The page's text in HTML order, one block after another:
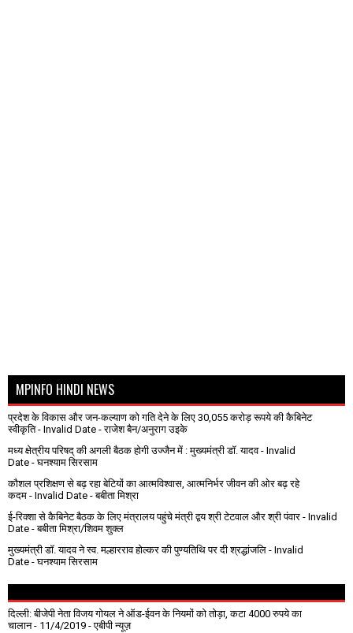
MPINFO HINDI NEWS
प्रदेश के विकास और जन-कल्याण को गति देने के लिए 30,055 करोड़ रूपये की कैबिनेट
स्वीकृति- Invalid Date - राजेश बैन/अनुराग उइके
मध्य क्षेत्रीय परिषद् की अगली बैठक होगी उज्जैन में : मुख्यमंत्री डॉ. यादव- Invalid
Date - घनश्याम सिरसाम
कौशल प्रशिक्षण से बढ़ रहा बेटियों का आत्मविश्वास, आत्मनिर्भर जीवन की ओर बढ़ रहे
कदम - Invalid Date - बबीता मिश्रा
ई-रिक्शा से कैबिनेट बैठक के लिए मंत्रालय पहुंचे मंत्री द्वय श्री टेटवाल और श्री पंवार - Invalid
Date - बबीता मिश्रा/शिवम शुक्ल
मुख्यमंत्री डॉ. यादव ने स्व. मल्हारराव होल्कर की पुण्यतिथि पर दी श्रद्धांजलि - Invalid
Date - घनश्याम सिरसाम
दिल्ली: बीजेपी नेता विजय गोयल ने ऑड-ईवन के नियमों को तोड़ा, कटा 4000 रुपये का
चालान- 11/4/2019 - एबीपी न्यूज़